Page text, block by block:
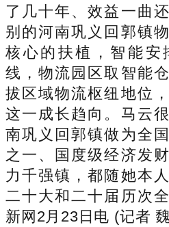
了几十年、效益一曲
别的河南巩义回郭镇
核心的扶植，智能安
线，物流园区取智能
拔区域物流枢纽地位
这一成长趋向。马云
南巩义回郭镇做为全
之一、国度级经济发
力千强镇，都随她本
二十大和二十届历次
新网2月23日电 (记者